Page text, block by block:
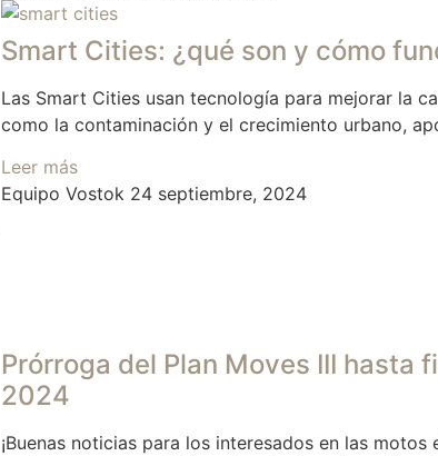
Smart Cities: ¿qué son y cómo
Las Smart Cities usan tecnología para mejorar la
como la contaminación y el crecimiento urbano,
Leer más
Equipo Vostok 24 septiembre, 2024
Prórroga del Plan Moves III hasta
2024
¡Buenas noticias para los interesados en las